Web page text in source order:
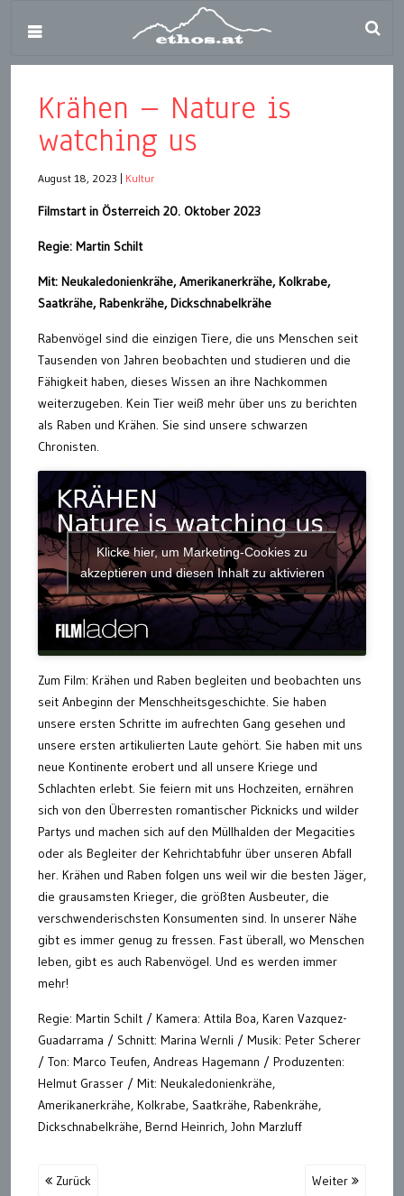
Krähen – Nature is
watching us
August 18, 2023 Kultur
Filmstart in Österreich 20. Oktober 2023
Regie: Martin Schilt
Mit: Neukaledonienkrähe, Amerikanerkrähe, Kolkrabe,
Saatkrähe, Rabenkrähe, Dickschnabelkrähe
Rabenvögel sind die einzigen Tiere, die uns Menschen seit
Tausenden von Jahren beobachten und studieren und die
Fähigkeit haben, dieses Wissen an ihre Nachkommen
weiterzugeben. Kein Tier weiß mehr über uns zu berichten
als Raben und Krähen. Sie sind unsere schwarzen
Chronisten.
Klicke hier, um Marketing-Cookies zu
akzeptieren und diesen Inhalt zu aktivieren
Zum Film: Krähen und Raben begleiten und beobachten uns
seit Anbeginn der Menschheitsgeschichte. Sie haben
unsere ersten Schritte im aufrechten Gang gesehen und
unsere ersten artikulierten Laute gehört. Sie haben mit uns
neue Kontinente erobert und all unsere Kriege und
Schlachten erlebt. Sie feiern mit uns Hochzeiten, ernähren
sich von den Überresten romantischer Picknicks und wilder
Partys und machen sich auf den Müllhalden der Megacities
oder als Begleiter der Kehrichtabfuhr über unseren Abfall
her. Krähen und Raben folgen uns weil wir die besten Jäger,
die grausamsten Krieger, die größten Ausbeuter, die
verschwenderischsten Konsumenten sind. In unserer Nähe
gibt es immer genug zu fressen. Fast überall, wo Menschen
leben, gibt es auch Rabenvögel. Und es werden immer
mehr!
Regie: Martin Schilt / Kamera: Attila Boa, Karen Vazquez-
Guadarrama / Schnitt: Marina Wernli / Musik: Peter Scherer
/ Ton: Marco Teufen, Andreas Hagemann / Produzenten:
Helmut Grasser / Mit: Neukaledonienkrähe,
Amerikanerkrähe, Kolkrabe, Saatkrähe, Rabenkrähe,
Dickschnabelkrähe, Bernd Heinrich, John Marzluff
Zurück Weiter